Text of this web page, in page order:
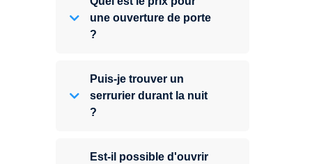
une ouverture de porte
?
Puis-je trouver un
serrurier durant la nuit
?
Est-il possible d'ouvrir